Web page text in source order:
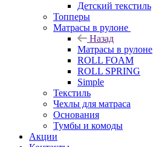
Детский текстиль
Топперы
Матрасы в рулоне
Назад
Матрасы в рулоне
ROLL FOAM
ROLL SPRING
Simple
Текстиль
Чехлы для матраса
Основания
Тумбы и комоды
Акции